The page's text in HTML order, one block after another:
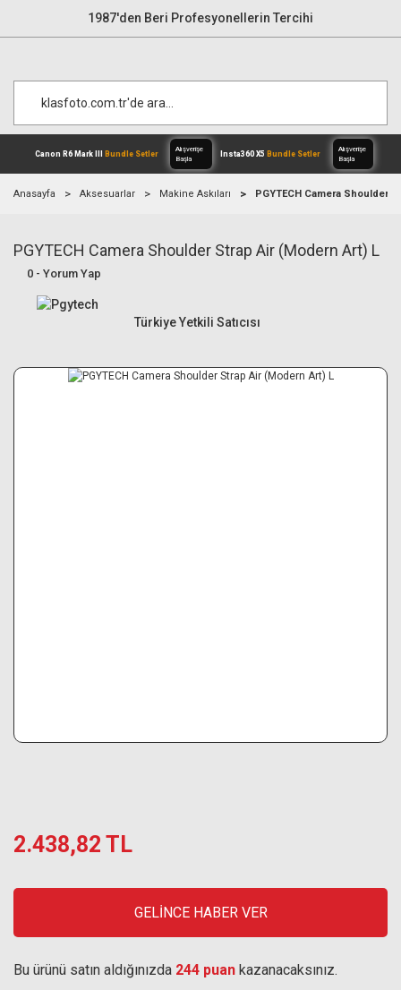
1987'den Beri Profesyonellerin Tercihi
Canon R6 Mark IIIBundle Setler
Alışverişe
Anasayfa Aksesuarlar Makine Askıları PGYTECH Camera Shoulder
PGYTECH Camera Shoulder Strap Air (Modern Art) L
0 - Yorum Yap
Türkiye Yetkili Satıcısı
2.438,82 TL
GELİNCE HABER VER
Bu ürünü satın aldığınızda 244 puan kazanacaksınız.